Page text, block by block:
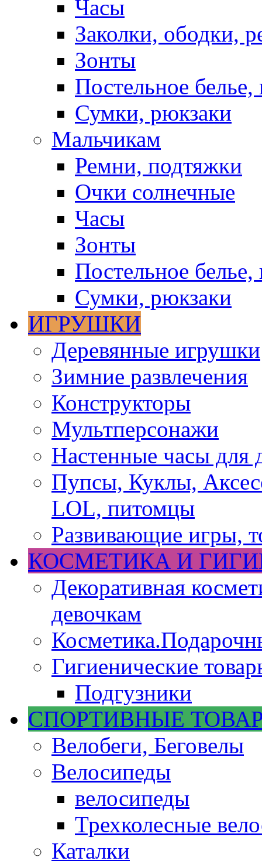
Часы
Заколки, ободки,
Зонты
Постельное белье,
Сумки, рюкзаки
Мальчикам
Ремни, подтяжки
Очки солнечные
Часы
Зонты
Постельное белье,
Сумки, рюкзаки
ИГРУШКИ
Деревянные игрушки
Зимние развлечения
Конструкторы
Мультперсонажи
Настенные часы для
Пупсы, Куклы,
LOL, питомцы
Развивающие игры,
КОСМЕТИКА И
Декоративная
девочкам
Гигиенические
Подгузники
СПОРТИВНЫЕ
Велобеги, Беговелы
Велосипеды
велосипеды
Трехколесные
Каталки